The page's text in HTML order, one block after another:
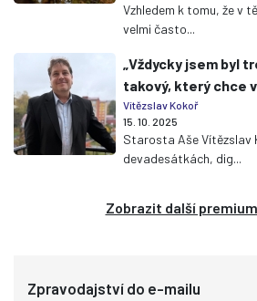
Vzhledem k tomu, že v
velmi často...
„Vždycky jsem byl
takový, který chce
Vítězslav Kokoř
15. 10. 2025
Starosta Aše Vítězslav
devadesátkách, dig...
Zobrazit další
Zpravodajství do e-mailu